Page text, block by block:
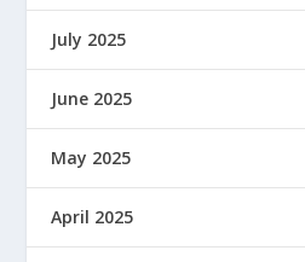
July 2025
June 2025
May 2025
April 2025